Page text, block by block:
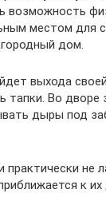
возможность
местом для
дом.
выхода
тапки. Во дворе
дыры под
практически не
к